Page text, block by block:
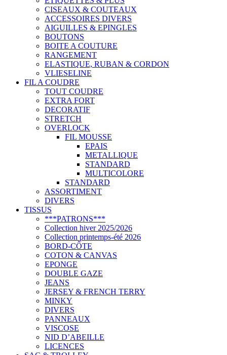
CISEAUX & COUTEAUX
ACCESSOIRES DIVERS
AIGUILLES & EPINGLES
BOUTONS
BOITE A COUTURE
RANGEMENT
ELASTIQUE, RUBAN & CORDON
VLIESELINE
FIL A COUDRE
TOUT COUDRE
EXTRA FORT
DECORATIF
STRETCH
OVERLOCK
FIL MOUSSE
EPAIS
METALLIQUE
STANDARD
MULTICOLORE
STANDARD
ASSORTIMENT
DIVERS
TISSUS
***PATRONS***
Collection hiver 2025/2026
Collection printemps-été 2026
BORD-CÔTE
COTON & CANVAS
EPONGE
DOUBLE GAZE
JEANS
JERSEY & FRENCH TERRY
MINKY
DIVERS
PANNEAUX
VISCOSE
NID D’ABEILLE
LICENCES